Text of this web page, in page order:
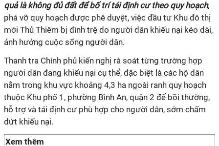
quả là không đủ đất để bố trí tái định cư theo quy hoạch,
phá vỡ quy hoạch được phê duyệt, việc đầu tư Khu đô thị
mới Thủ Thiêm bị đình trệ do người dân khiếu nại kéo dài,
ảnh hưởng cuộc sống người dân.
Thanh tra Chính phủ kiến nghị rà soát từng trường hợp
người dân đang khiếu nại cụ thể, đặc biệt là các hộ dân
nằm trong khu vực khoảng 4,3 ha ngoài ranh quy hoạch
thuộc Khu phố 1, phường Bình An, quận 2 để bồi thường,
hỗ trợ và tái định cư phù hợp cho người dân, sớm chấm
dứt khiếu nại.
Xem thêm